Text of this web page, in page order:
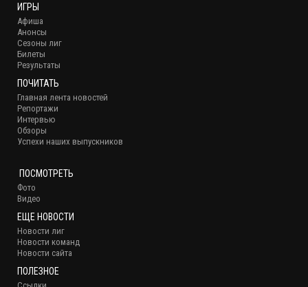
ИГРЫ
Афиша
Анонсы
Сезоны лиг
Билеты
Результаты
ПОЧИТАТЬ
Главная лента новостей
Репортажи
Интервью
Обзоры
Успехи наших выпускников
ПОСМОТРЕТЬ
Фото
Видео
ЕЩЕ НОВОСТИ
Новости лиг
Новости команд
Новости сайта
ПОЛЕЗНОЕ